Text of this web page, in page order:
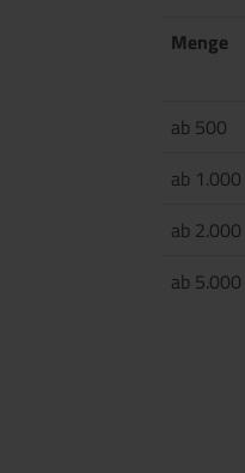
Menge
ab 500
ab 1.000
ab 2.000
ab 5.000